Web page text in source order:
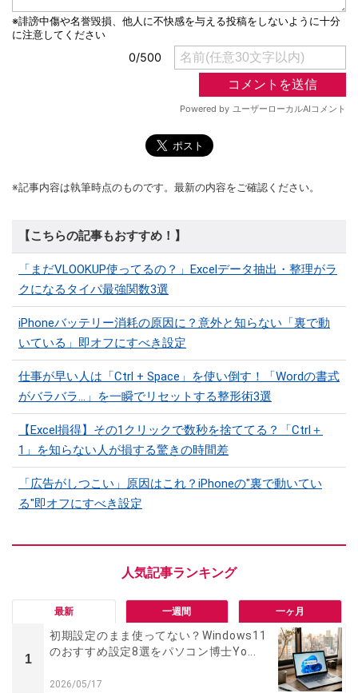
※記事内容は執筆時点のものです。最新の内容をご確認ください。
【こちらの記事もおすすめ！】
「まだVLOOKUP使ってるの？」Excelデータ抽出・整理がラ
クになるタイパ最強関数3選
iPhoneバッテリー消耗の原因に？意外と知らない「裏で動
いている」即オフにすべき設定
仕事が早い人は「Ctrl + Space」を使い倒す！「Wordの書式
がバラバラ…」を一瞬でリセットする整形術3選
【Excel損得】その1クリックで数秒を捨ててる？「Ctrl＋
1」を知らない人が損する驚きの時間差
「広告がしつこい」原因はこれ？iPhoneの"裏で動いてい
る"即オフにすべき設定
最新 一週間 一ヶ月
1
初期設定のまま使ってない？Windows11
のおすすめ設定8選をパソコン博士Yo...
2026/05/17